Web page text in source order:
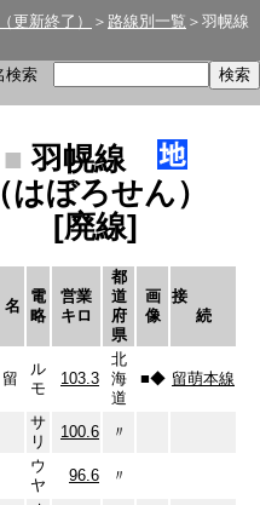
更新終了） ＞ 路線別一覧 ＞羽幌線
検索
■羽幌線
（はぼろせん）
[廃線]
電
略
営業
キロ
都
道
府
県
画
像
接
続
ル
モ
103.3
北
海
道
■◆ 留萌本線
サ
リ
100.6 〃
ウ
ヤ
96.6 〃